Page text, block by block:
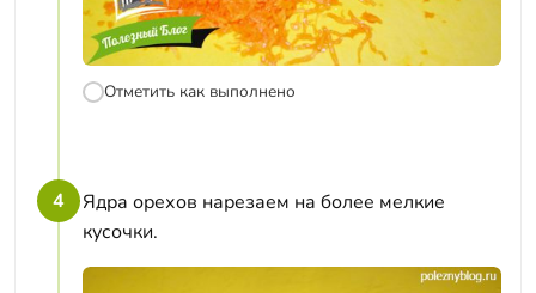
Отметить как выполнено
4
Ядра орехов нарезаем на более мелкие
кусочки.